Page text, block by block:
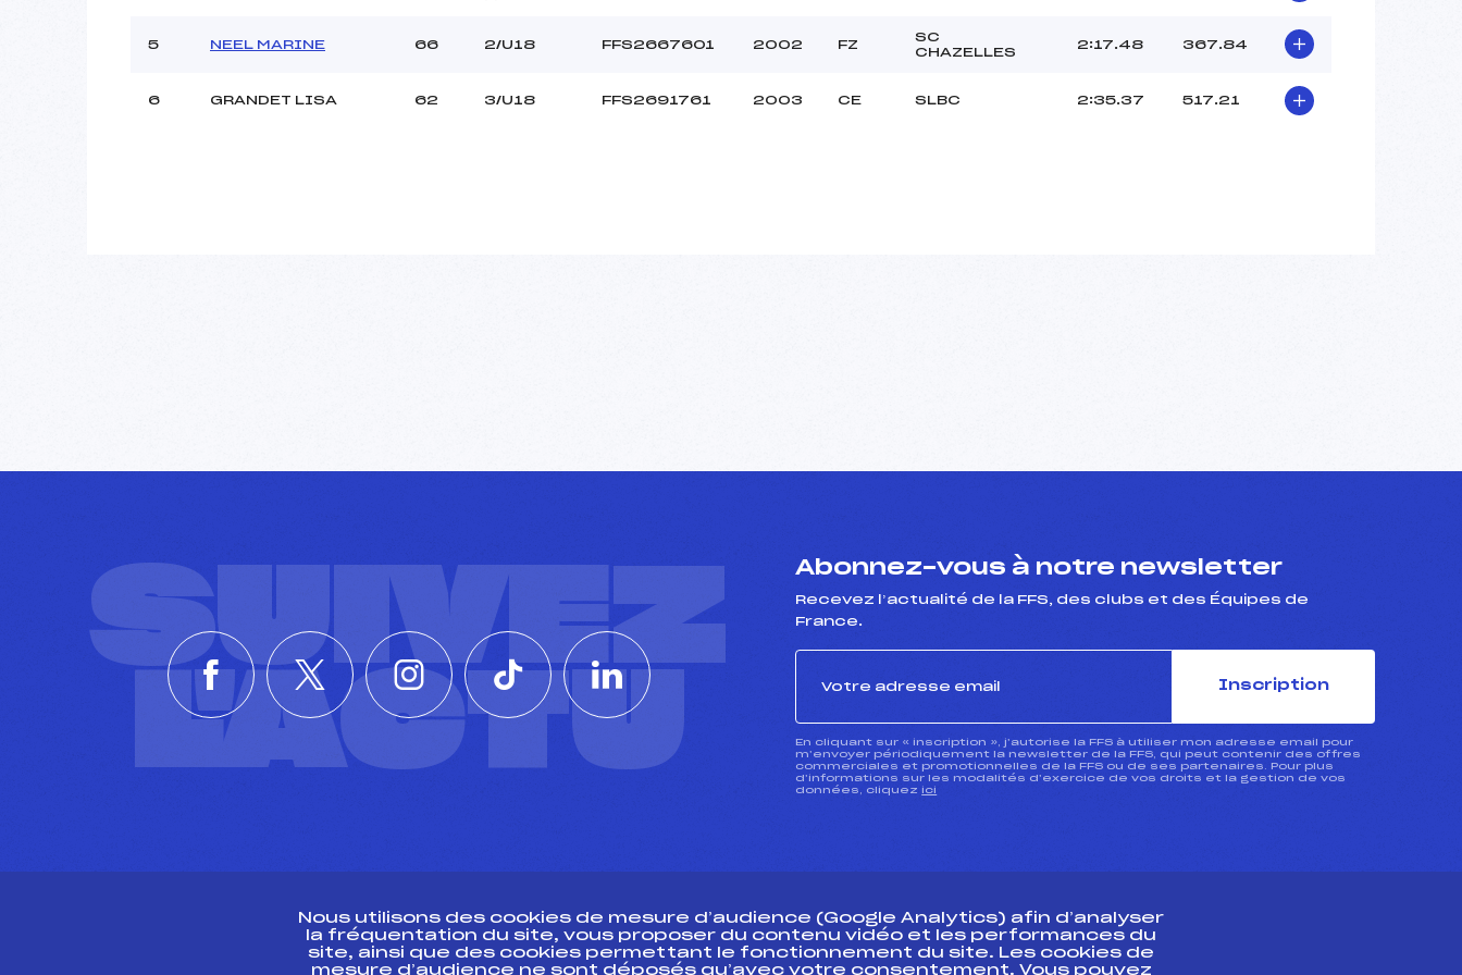
Ouvreurs C :
LALANNE HEIDI (SA)
Ouvreurs C :
LALANNE HEIDI (SA)
5 NEEL MARINE 66 2/U18 FFS2667601 2002 FZ
SC
CHAZELLES
2:17.48 367.84
6 GRANDET LISA 62 3/U18 FFS2691761 2003 CE SLBC 2:35.37 517.21
SUIVEZ
L'ACTU
Abonnez-vous à notre newsletter
Recevez l’actualité de la FFS, des clubs et des Équipes de
France.
Inscription
En cliquant sur « inscription », j’autorise la FFS à utiliser mon adresse email pour
m’envoyer périodiquement la newsletter de la FFS, qui peut contenir des offres
commerciales et promotionnelles de la FFS ou de ses partenaires. Pour plus
d’informations sur les modalités d’exercice de vos droits et la gestion de vos
données, cliquez ici
Ressources
Nous utilisons des cookies de mesure d’audience (Google Analytics) afin d’analyser
la fréquentation du site, vous proposer du contenu vidéo et les performances du
site, ainsi que des cookies permettant le fonctionnement du site. Les cookies de
mesure d’audience ne sont déposés qu’avec votre consentement. Vous pouvez